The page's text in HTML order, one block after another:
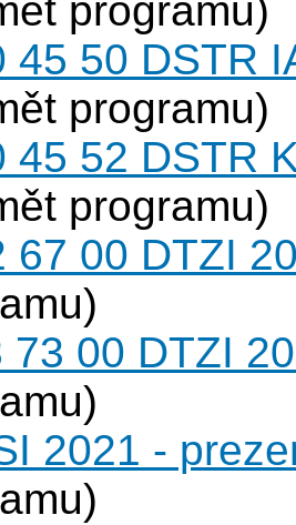
programu)
45 50 DSTR
programu)
45 52 DSTR
programu)
67 00 DTZI
73 00 DTZI
2021 -